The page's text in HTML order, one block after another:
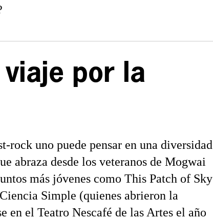
por la
rock uno puede pensar en una diversidad
abraza desde los veteranos de Mogwai
más jóvenes como This Patch of Sky
Simple (quienes abrieron la
en el Teatro Nescafé de las Artes el año